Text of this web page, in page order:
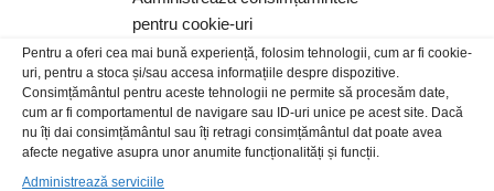
pentru cookie-uri
Pentru a oferi cea mai bună experiență, folosim tehnologii, cum ar fi cookie-
uri, pentru a stoca și/sau accesa informațiile despre dispozitive.
Consimțământul pentru aceste tehnologii ne permite să procesăm date,
cum ar fi comportamentul de navigare sau ID-uri unice pe acest site. Dacă
nu îți dai consimțământul sau îți retragi consimțământul dat poate avea
afecte negative asupra unor anumite funcționalități și funcții.
Administrează serviciile
Posibilitate retur
Plata securizata
Suport telefonic